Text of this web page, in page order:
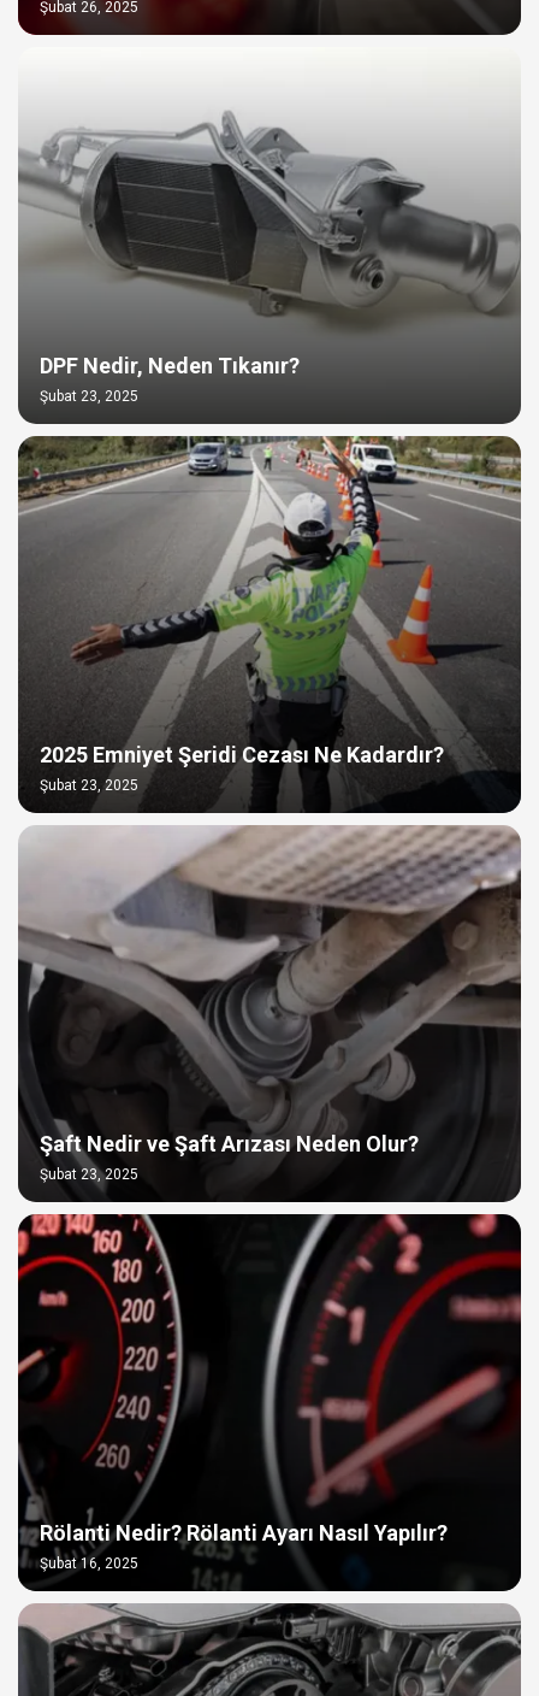
Şubat 26, 2025
DPF Nedir, Neden Tıkanır?
Şubat 23, 2025
2025 Emniyet Şeridi Cezası Ne Kadardır?
Şubat 23, 2025
Şaft Nedir ve Şaft Arızası Neden Olur?
Şubat 23, 2025
Rölanti Nedir? Rölanti Ayarı Nasıl Yapılır?
Şubat 16, 2025